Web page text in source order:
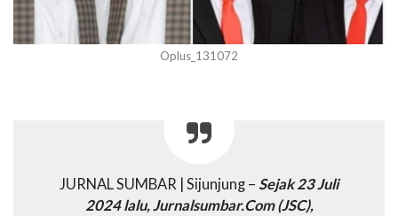
Oplus_131072
JURNAL SUMBAR | Sijunjung – Sejak 23 Juli
2024 lalu, Jurnalsumbar.Com (JSC),